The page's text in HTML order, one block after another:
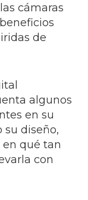
cámaras
de
algunos
en su
su diseño,
en qué tan
con